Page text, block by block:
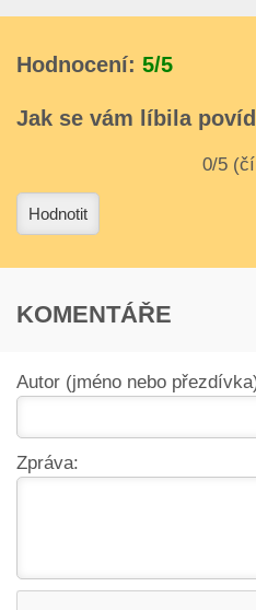
Hodnocení: 5/5
Jak se vám líbila
Hodnotit
KOMENTÁŘE
Autor (jméno nebo
Zpráva: